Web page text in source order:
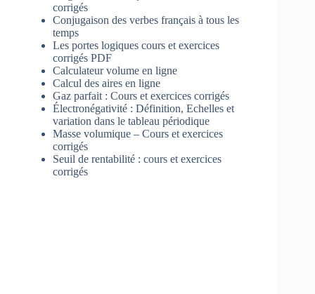
corrigés
Conjugaison des verbes français à tous les
temps
Les portes logiques cours et exercices
corrigés PDF
Calculateur volume en ligne
Calcul des aires en ligne
Gaz parfait : Cours et exercices corrigés
Électronégativité : Définition, Echelles et
variation dans le tableau périodique
Masse volumique – Cours et exercices
corrigés
Seuil de rentabilité : cours et exercices
corrigés